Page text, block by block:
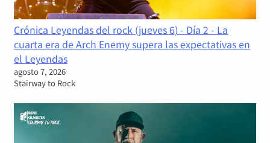
Crónica Leyendas del rock (jueves 6) - Día 2 - La
cuarta era de Arch Enemy supera las expectativas en
el Leyendas
agosto 7, 2026
Stairway to Rock